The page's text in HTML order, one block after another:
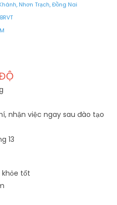
Nhơn Trạch, Đồng Nai
nhận việc ngay sau đào tạo
13
khỏe tốt